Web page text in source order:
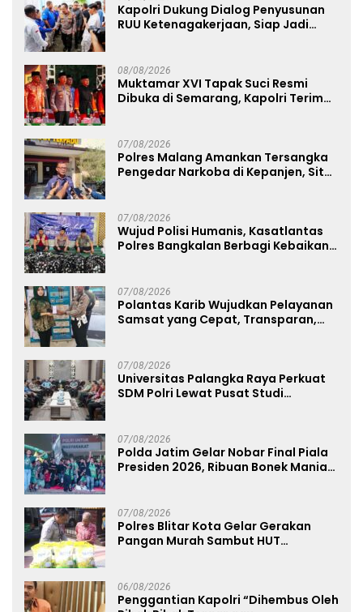
Kapolri Dukung Dialog Penyusunan
RUU Ketenagakerjaan, Siap Jadi
08/08/2026
Muktamar XVI Tapak Suci Resmi
Dibuka di Semarang, Kapolri Terima
07/08/2026
Polres Malang Amankan Tersangka
Pengedar Narkoba di Kepanjen, Sita
07/08/2026
Wujud Polisi Humanis, Kasatlantas
Polres Bangkalan Berbagi Kebaikan
07/08/2026
Polantas Karib Wujudkan Pelayanan
Samsat yang Cepat, Transparan,
07/08/2026
Universitas Palangka Raya Perkuat
SDM Polri Lewat Pusat Studi
07/08/2026
Polda Jatim Gelar Nobar Final Piala
Presiden 2026, Ribuan Bonek Mania
07/08/2026
Polres Blitar Kota Gelar Gerakan
Pangan Murah Sambut HUT
06/08/2026
Penggantian Kapolri “Dihembus Oleh